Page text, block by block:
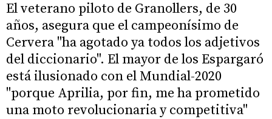
El veterano piloto de Granollers, de 30
años, asegura que el campeonísimo de
Cervera "ha agotado ya todos los adjetivos
del diccionario". El mayor de los Espargaró
está ilusionado con el Mundial-2020
"porque Aprilia, por fin, me ha prometido
una moto revolucionaria y competitiva"